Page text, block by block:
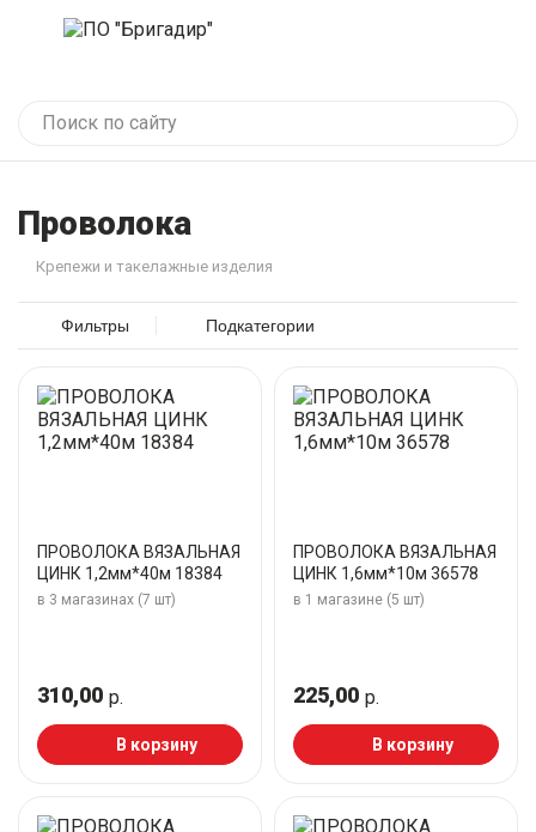
Проволока
Крепежи и такелажные изделия
Фильтры Подкатегории
ПРОВОЛОКА ВЯЗАЛЬНАЯ
ЦИНК 1,2мм*40м 18384
в 3 магазинах (7 шт)
310,00 р.
В корзину
ПРОВОЛОКА ВЯЗАЛЬНАЯ
ЦИНК 1,6мм*10м 36578
в 1 магазине (5 шт)
225,00 р.
В корзину